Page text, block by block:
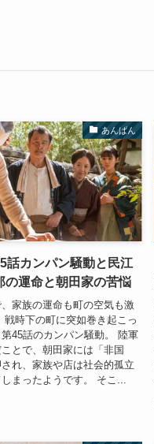
あんぱん
話カンパン騒動と民江
運命と朝田家の苦悩
家族の運命も町の空気も激
戦時下の町に突如巻き起こっ
45話のカンパン騒動。 陸軍
とで、朝田家には「非国
れ、家族や店は社会的孤立
まったようです。 そこ...